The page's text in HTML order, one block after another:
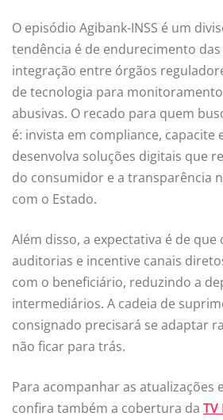
O episódio Agibank-INSS é um
tendência é de endurecimento
integração entre órgãos
de tecnologia para
abusivas. O recado para quem
é: invista em compliance, capacite
desenvolva soluções digitais que
do consumidor e a transparência
com o Estado.
Além disso, a expectativa é de que
auditorias e incentive canais
com o beneficiário, reduzindo a
intermediários. A cadeia de
consignado precisará se adaptar
não ficar para trás.
Para acompanhar as atualizações
confira também a cobertura da TV